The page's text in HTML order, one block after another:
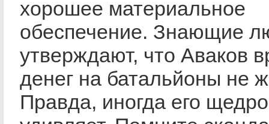
хорошее материальное
обеспечение. Знающие
утверждают, что Аваков
денег на батальйоны не
Правда, иногда его